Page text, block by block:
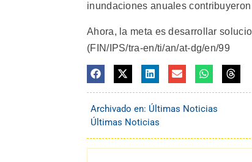
inundaciones anuales
Ahora, la meta es desarrollar
(FIN/IPS/tra-en/ti/an/at-dg/en/99
Archivado en: Últimas Noticias
Últimas Noticias